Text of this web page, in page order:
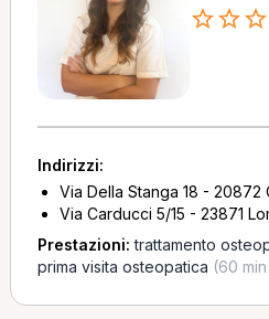
Indirizzi:
Via Della Stanga 18 -
Via Carducci 5/15 - 23871
Prestazioni:trattamento
prima visita osteopatica (60